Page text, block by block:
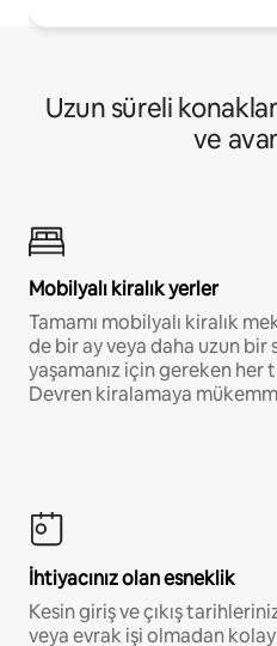
Uzun süreli
ve
Mobilyalı kiralık yerler
Tamamı mobilyalı kiralık
de bir ay veya daha uzun
yaşamanız için gereken her
Devren kiralamaya
İhtiyacınız olan esneklik
Kesin giriş ve çıkış
veya evrak işi olmadan